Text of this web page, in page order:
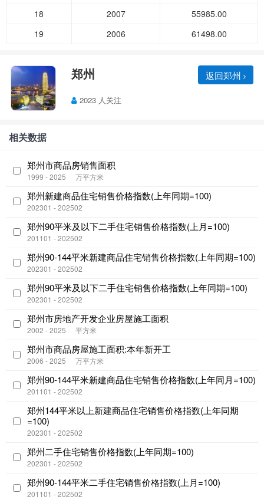
18
2007
55985.00
19
2006 61498.00
郑州 返回郑州
2023 人关注
相关数据
郑州市商品房销售面积
1999 - 2025 万平方米
郑州新建商品住宅销售价格指数(上年同期=100)
202301 - 202502
郑州90平米及以下二手住宅销售价格指数(上月=100)
201101 - 202502
郑州90-144平米新建商品住宅销售价格指数(上年同期=100)
202301 - 202502
郑州90平米及以下二手住宅销售价格指数(上年同期=100)
202301 - 202502
郑州市房地产开发企业房屋施工面积
2002 - 2025 平方米
郑州市商品房屋施工面积:本年新开工
2006 - 2025 万平方米
郑州90-144平米新建商品住宅销售价格指数(上年同月=100)
201101 - 202502
郑州144平米以上新建商品住宅销售价格指数(上年同期
=100)
202301 - 202502
郑州二手住宅销售价格指数(上年同期=100)
202301 - 202502
郑州90-144平米二手住宅销售价格指数(上月=100)
201101 - 202502